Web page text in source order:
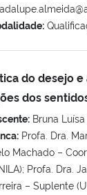
do desejo
dos
Bruna
Profa. Dra.
Machado –
Profa. Dra.
– Suplente